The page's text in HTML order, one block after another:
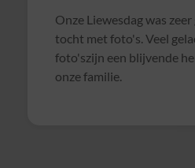
Samen met collega's
Alles was goed geregeld,
het veld door andere
soms wat rommelig